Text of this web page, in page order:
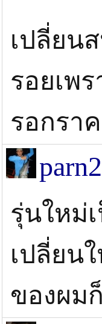
เปลี่ยน
รอยเพ
รอกรา
รุ่นใหม่
เปลี่ยน
ของผม